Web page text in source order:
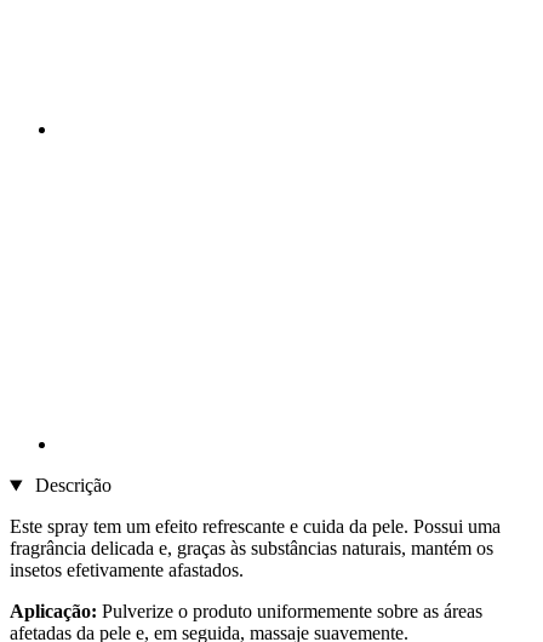
Descrição
Este spray tem um efeito refrescante e cuida da pele. Possui uma
fragrância delicada e, graças às substâncias naturais, mantém os
insetos efetivamente afastados.
Aplicação: Pulverize o produto uniformemente sobre as áreas
afetadas da pele e, em seguida, massaje suavemente.